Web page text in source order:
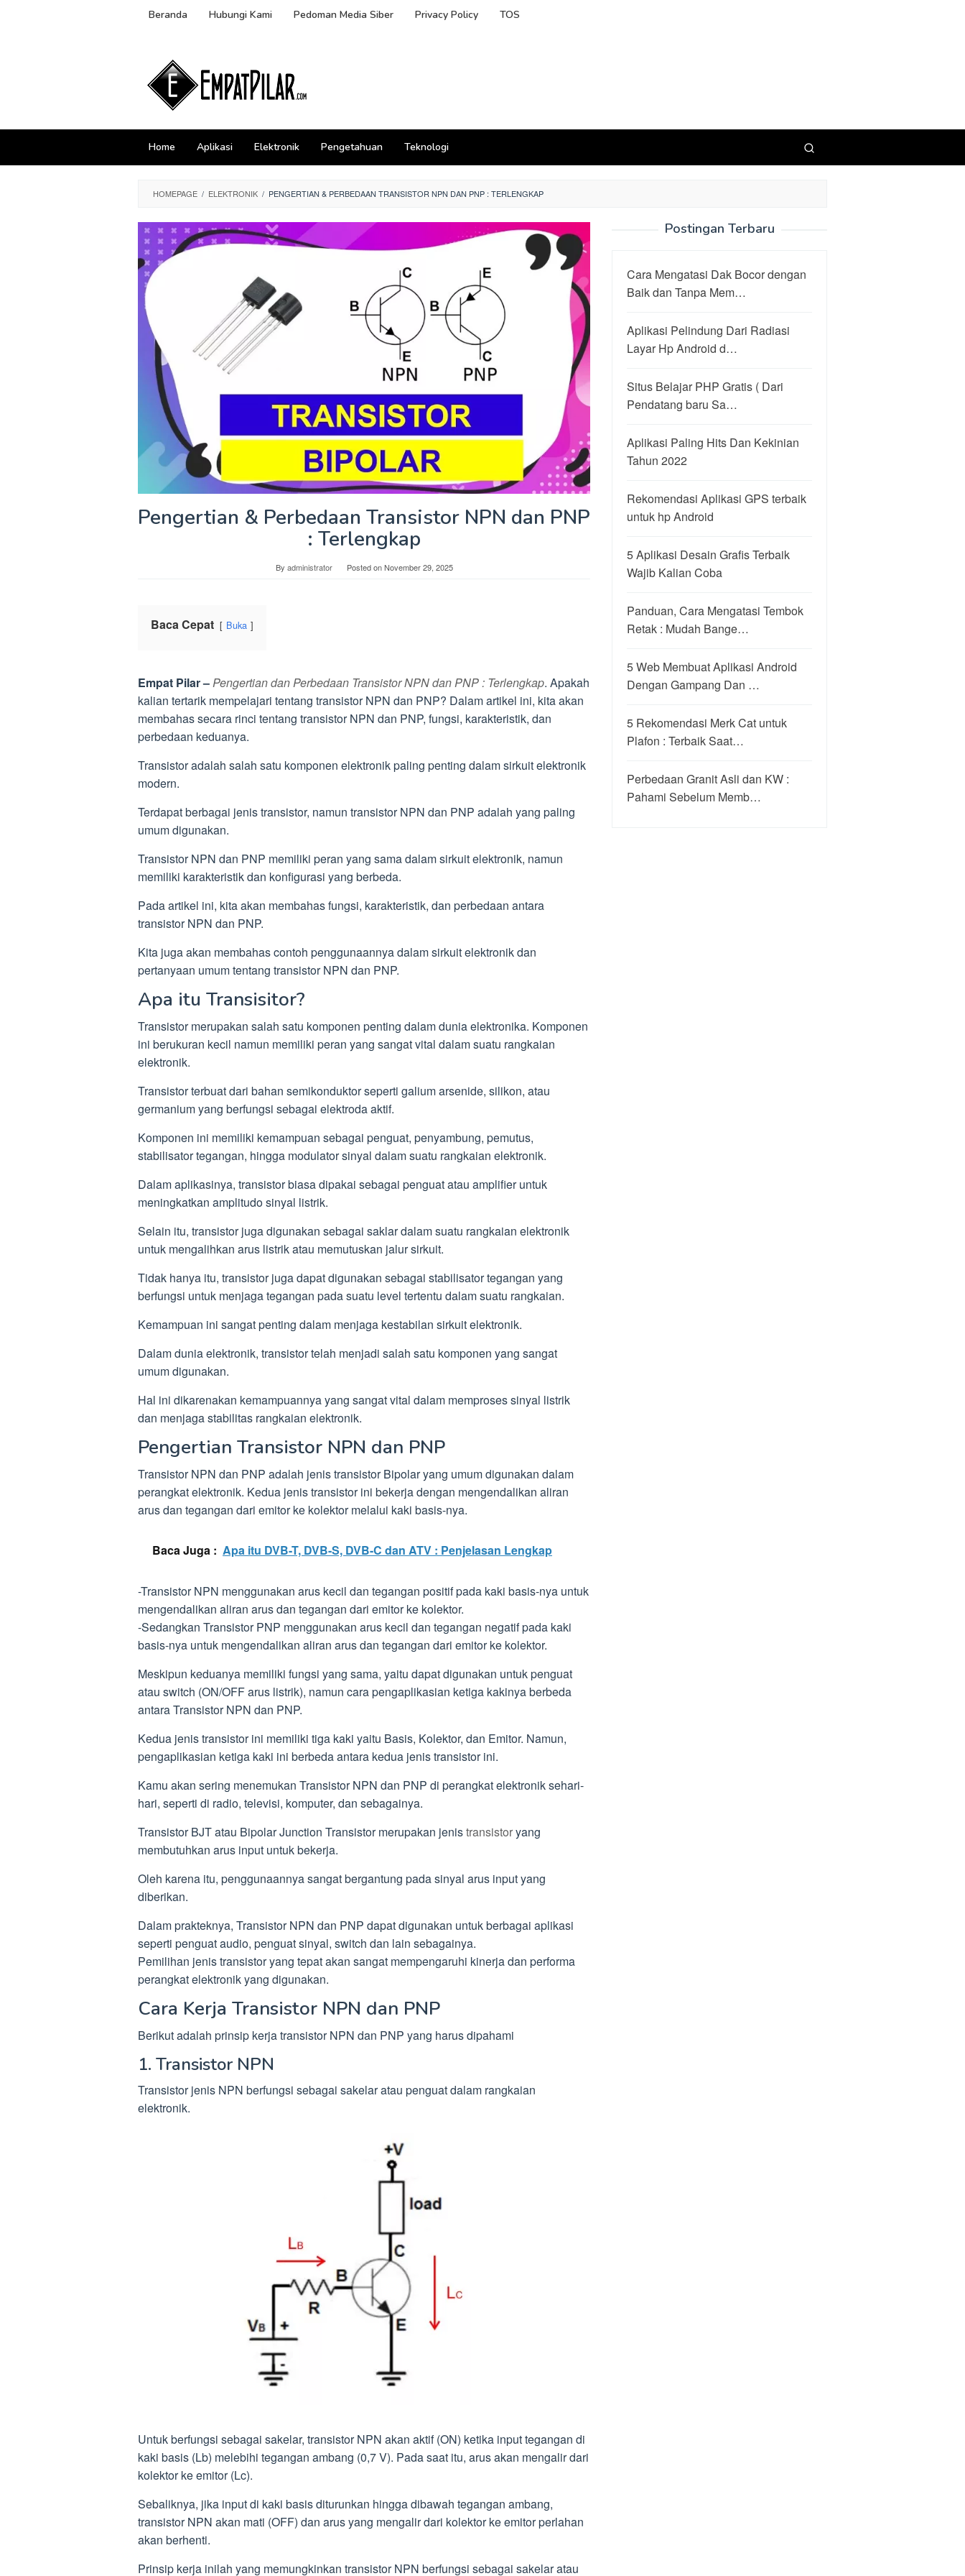
Beranda Hubungi Kami Pedoman Media Siber Privacy Policy TOS
Home Aplikasi Elektronik Pengetahuan Teknologi
HOMEPAGE / ELEKTRONIK / PENGERTIAN & PERBEDAAN TRANSISTOR NPN DAN PNP : TERLENGKAP
Pengertian & Perbedaan Transistor NPN dan PNP
: Terlengkap
By administrator Posted onNovember 29, 2025
Baca Cepat Buka
Empat Pilar –Pengertian dan Perbedaan Transistor NPN dan PNP : Terlengkap. Apakah
kalian tertarik mempelajari tentang transistor NPN dan PNP? Dalam artikel ini, kita akan
membahas secara rinci tentang transistor NPN dan PNP, fungsi, karakteristik, dan
perbedaan keduanya.
Transistor adalah salah satu komponen elektronik paling penting dalam sirkuit elektronik
modern.
Terdapat berbagai jenis transistor, namun transistor NPN dan PNP adalah yang paling
umum digunakan.
Transistor NPN dan PNP memiliki peran yang sama dalam sirkuit elektronik, namun
memiliki karakteristik dan konfigurasi yang berbeda.
Pada artikel ini, kita akan membahas fungsi, karakteristik, dan perbedaan antara
transistor NPN dan PNP.
Kita juga akan membahas contoh penggunaannya dalam sirkuit elektronik dan
pertanyaan umum tentang transistor NPN dan PNP.
Apa itu Transisitor?
Transistor merupakan salah satu komponen penting dalam dunia elektronika. Komponen
ini berukuran kecil namun memiliki peran yang sangat vital dalam suatu rangkaian
elektronik.
Transistor terbuat dari bahan semikonduktor seperti galium arsenide, silikon, atau
germanium yang berfungsi sebagai elektroda aktif.
Komponen ini memiliki kemampuan sebagai penguat, penyambung, pemutus,
stabilisator tegangan, hingga modulator sinyal dalam suatu rangkaian elektronik.
Dalam aplikasinya, transistor biasa dipakai sebagai penguat atau amplifier untuk
meningkatkan amplitudo sinyal listrik.
Selain itu, transistor juga digunakan sebagai saklar dalam suatu rangkaian elektronik
untuk mengalihkan arus listrik atau memutuskan jalur sirkuit.
Tidak hanya itu, transistor juga dapat digunakan sebagai stabilisator tegangan yang
berfungsi untuk menjaga tegangan pada suatu level tertentu dalam suatu rangkaian.
Kemampuan ini sangat penting dalam menjaga kestabilan sirkuit elektronik.
Dalam dunia elektronik, transistor telah menjadi salah satu komponen yang sangat
umum digunakan.
Hal ini dikarenakan kemampuannya yang sangat vital dalam memproses sinyal listrik
dan menjaga stabilitas rangkaian elektronik.
Pengertian Transistor NPN dan PNP
Transistor NPN dan PNP adalah jenis transistor Bipolar yang umum digunakan dalam
perangkat elektronik. Kedua jenis transistor ini bekerja dengan mengendalikan aliran
arus dan tegangan dari emitor ke kolektor melalui kaki basis-nya.
Baca Juga : Apa itu DVB-T, DVB-S, DVB-C dan ATV : Penjelasan Lengkap
-Transistor NPN menggunakan arus kecil dan tegangan positif pada kaki basis-nya untuk
mengendalikan aliran arus dan tegangan dari emitor ke kolektor.
-Sedangkan Transistor PNP menggunakan arus kecil dan tegangan negatif pada kaki
basis-nya untuk mengendalikan aliran arus dan tegangan dari emitor ke kolektor.
Meskipun keduanya memiliki fungsi yang sama, yaitu dapat digunakan untuk penguat
atau switch (ON/OFF arus listrik), namun cara pengaplikasian ketiga kakinya berbeda
antara Transistor NPN dan PNP.
Kedua jenis transistor ini memiliki tiga kaki yaitu Basis, Kolektor, dan Emitor. Namun,
pengaplikasian ketiga kaki ini berbeda antara kedua jenis transistor ini.
Kamu akan sering menemukan Transistor NPN dan PNP di perangkat elektronik sehari-
hari, seperti di radio, televisi, komputer, dan sebagainya.
Transistor BJT atau Bipolar Junction Transistor merupakan jenistransistoryang
membutuhkan arus input untuk bekerja.
Oleh karena itu, penggunaannya sangat bergantung pada sinyal arus input yang
diberikan.
Dalam prakteknya, Transistor NPN dan PNP dapat digunakan untuk berbagai aplikasi
seperti penguat audio, penguat sinyal, switch dan lain sebagainya.
Pemilihan jenis transistor yang tepat akan sangat mempengaruhi kinerja dan performa
perangkat elektronik yang digunakan.
Cara Kerja Transistor NPN dan PNP
Berikut adalah prinsip kerja transistor NPN dan PNP yang harus dipahami
1. Transistor NPN
Transistor jenis NPN berfungsi sebagai sakelar atau penguat dalam rangkaian
elektronik.
Untuk berfungsi sebagai sakelar, transistor NPN akan aktif (ON) ketika input tegangan di
kaki basis (Lb) melebihi tegangan ambang (0,7 V). Pada saat itu, arus akan mengalir dari
kolektor ke emitor (Lc).
Sebaliknya, jika input di kaki basis diturunkan hingga dibawah tegangan ambang,
transistor NPN akan mati (OFF) dan arus yang mengalir dari kolektor ke emitor perlahan
akan berhenti.
Prinsip kerja inilah yang memungkinkan transistor NPN berfungsi sebagai sakelar atau
Postingan Terbaru
Cara Mengatasi Dak Bocor dengan
Baik dan Tanpa Mem…
Aplikasi Pelindung Dari Radiasi
Layar Hp Android d…
Situs Belajar PHP Gratis ( Dari
Pendatang baru Sa…
Aplikasi Paling Hits Dan Kekinian
Tahun 2022
Rekomendasi Aplikasi GPS terbaik
untuk hp Android
5 Aplikasi Desain Grafis Terbaik
Wajib Kalian Coba
Panduan, Cara Mengatasi Tembok
Retak : Mudah Bange…
5 Web Membuat Aplikasi Android
Dengan Gampang Dan …
5 Rekomendasi Merk Cat untuk
Plafon : Terbaik Saat…
Perbedaan Granit Asli dan KW :
Pahami Sebelum Memb…